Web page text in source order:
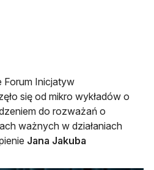
Forum Inicjatyw
się od mikro wykładów o
do rozważań o
ważnych w działaniach
Jana Jakuba